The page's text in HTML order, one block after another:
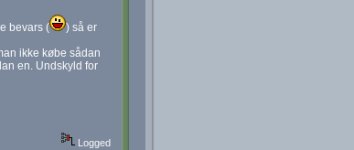
bevars (
) så er
ikke købe sådan
en. Undskyld for
Logged